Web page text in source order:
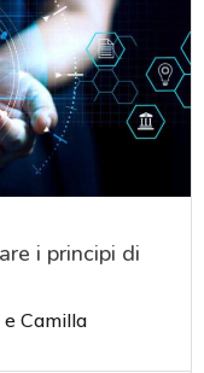
i principi di
eCamilla